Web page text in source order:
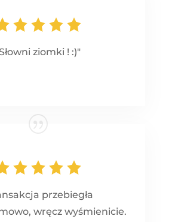
ziomki ! :)"
przebiegła
wręcz wyśmienicie.